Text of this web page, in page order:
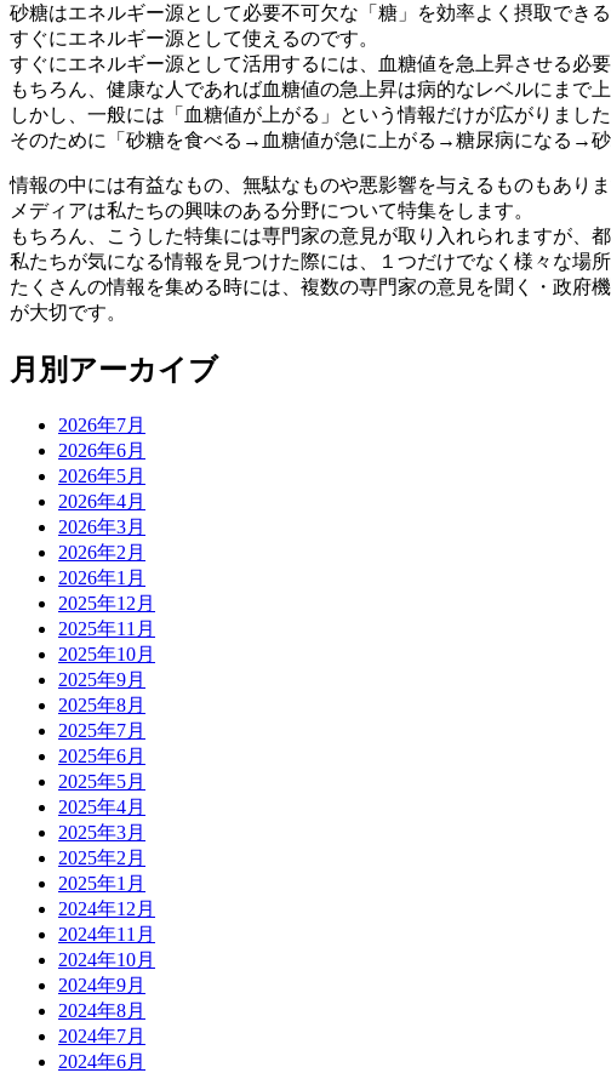
砂糖はエネルギー源として必要不可欠な「糖」を効率よく摂取できる
すぐにエネルギー源として使えるのです。
すぐにエネルギー源として活用するには、血糖値を急上昇させる必要
もちろん、健康な人であれば血糖値の急上昇は病的なレベルにまで上
しかし、一般には「血糖値が上がる」という情報だけが広がりました
そのために「砂糖を食べる→血糖値が急に上がる→糖尿病になる→砂
情報の中には有益なもの、無駄なものや悪影響を与えるものもありま
メディアは私たちの興味のある分野について特集をします。
もちろん、こうした特集には専門家の意見が取り入れられますが、
私たちが気になる情報を見つけた際には、１つだけでなく様々な場
たくさんの情報を集める時には、複数の専門家の意見を聞く・政府
が大切です。
月別アーカイブ
2026年7月
2026年6月
2026年5月
2026年4月
2026年3月
2026年2月
2026年1月
2025年12月
2025年11月
2025年10月
2025年9月
2025年8月
2025年7月
2025年6月
2025年5月
2025年4月
2025年3月
2025年2月
2025年1月
2024年12月
2024年11月
2024年10月
2024年9月
2024年8月
2024年7月
2024年6月